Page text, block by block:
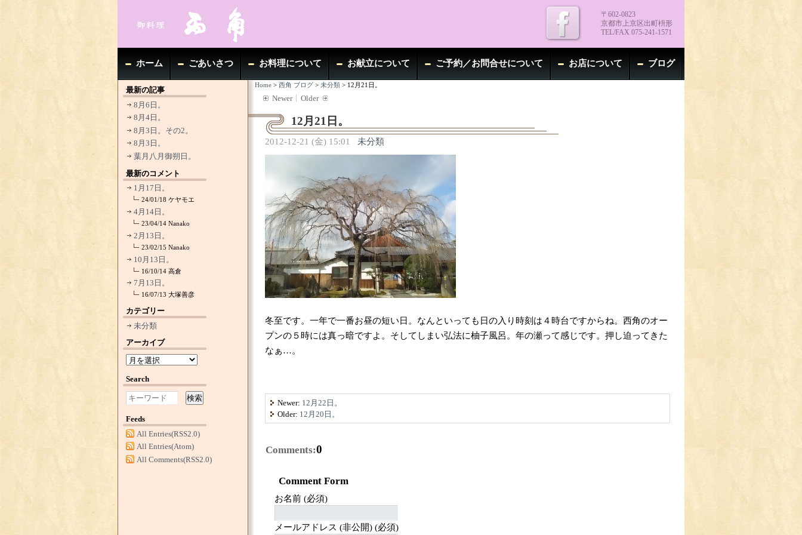
〒602-0823
京都市上京区出町枡形
TEL/FAX 075-241-1571
ホーム ごあいさつ お料理について お献立について ご予約／お問合せについて お店について ブログ
Home> 西角 ブログ> 未分類> 12月21日。
Newer Older
12月21日。
2012-12-21 (金) 15:01 未分類
冬至です。一年で一番お昼の短い日。なんといっても日の入り時刻は４時台ですからね。西角のオー
プンの５時には真っ暗ですよ。そしてしまい弘法に柚子風呂。年の瀬って感じです。押し迫ってきた
なぁ…。
Newer: 12月22日。
Older: 12月20日。
Comments:0
Comment Form
お名前 (必須)
メールアドレス (非公開) (必須)
最新の記事
8月6日。
8月4日。
8月3日。その2。
8月3日。
葉月八月御朔日。
最新のコメント
1月17日。
24/01/18ケヤモエ
4月14日。
23/04/14Nanako
2月13日。
23/02/15Nanako
10月13日。
16/10/14高倉
7月13日。
16/07/13大塚善彦
カテゴリー
未分類
アーカイブ
Search
検索
Feeds
All Entries(RSS2.0)
All Entries(Atom)
All Comments(RSS2.0)